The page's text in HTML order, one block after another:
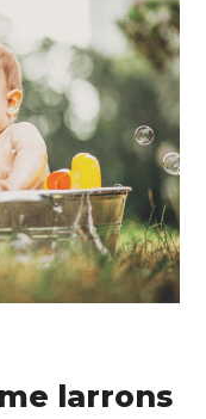
larrons